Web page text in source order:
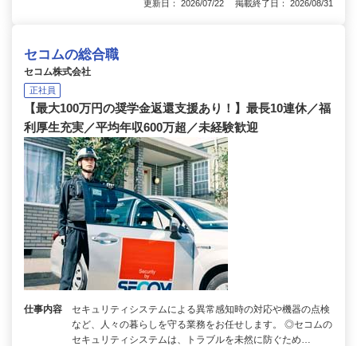
更新日： 2026/07/22 掲載終了日： 2026/08/31
セコムの総合職
セコム株式会社
正社員
【最大100万円の奨学金返還支援あり！】最長10連休／福
利厚生充実／平均年収600万超／未経験歓迎
仕事内容
セキュリティシステムによる異常感知時の対応や機器の点検
など、人々の暮らしを守る業務をお任せします。 ◎セコムの
セキュリティシステムは、トラブルを未然に防ぐため…